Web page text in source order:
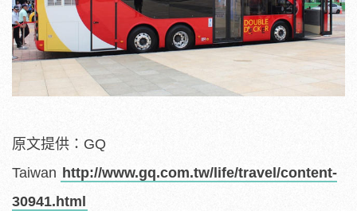
原文提供：GQ
Taiwan http://www.gq.com.tw/life/travel/content-
30941.html